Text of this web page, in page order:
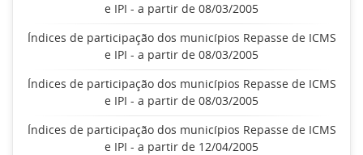
e IPI - a partir de 08/03/2005
Índices de participação dos municípios Repasse de ICMS
e IPI - a partir de 08/03/2005
Índices de participação dos municípios Repasse de ICMS
e IPI - a partir de 08/03/2005
Índices de participação dos municípios Repasse de ICMS
e IPI - a partir de 12/04/2005